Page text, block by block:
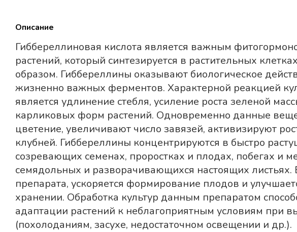
Описание
Гиббереллиновая кислота является важным
растений, который синтезируется в растительных
образом. Гиббереллины оказывают биологическое
жизненно важных ферментов. Характерной реакцией
является удлинение стебля, усиление роста зеленой
карликовых форм растений. Одновременно данные
цветение, увеличивают число завязей, активизируют
клубней. Гиббереллины концентрируются в быстро
созревающих семенах, проростках и плодах, побегах и
семядольных и разворачивающихся настоящих
препарата, ускоряется формирование плодов и
хранении. Обработка культур данным препаратом
адаптации растений к неблагоприятным условиям при
(похолоданиям, засухе, недостаточном освещении и др.).